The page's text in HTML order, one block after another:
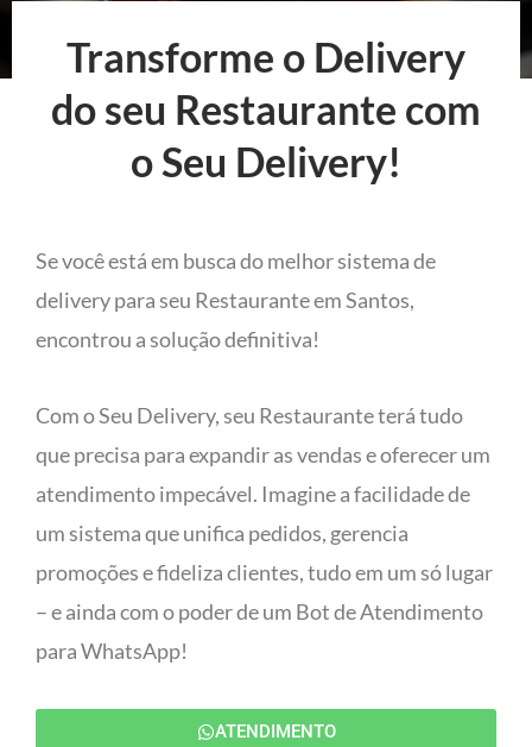
Transforme o Delivery
do seu Restaurante com
o Seu Delivery!
Se você está em busca do melhor sistema de
delivery para seu Restaurante em Santos,
encontrou a solução definitiva!
Com o Seu Delivery, seu Restaurante terá tudo
que precisa para expandir as vendas e oferecer um
atendimento impecável. Imagine a facilidade de
um sistema que unifica pedidos, gerencia
promoções e fideliza clientes, tudo em um só lugar
– e ainda com o poder de um Bot de Atendimento
para WhatsApp!
ATENDIMENTO